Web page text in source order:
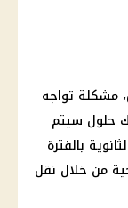
مشكلة تواجه
حلول سيتم
بالفترة
من خلال نقل